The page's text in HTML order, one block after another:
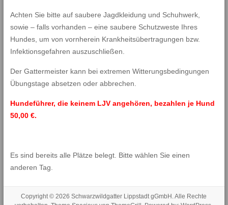
Achten Sie bitte auf saubere Jagdkleidung und Schuhwerk,
sowie – falls vorhanden – eine saubere Schutzweste Ihres
Hundes, um von vornherein Krankheitsübertragungen bzw.
Infektionsgefahren auszuschließen.
Der Gattermeister kann bei extremen Witterungsbedingungen
Übungstage absetzen oder abbrechen.
Hundeführer, die keinem LJV angehören, bezahlen je Hund
50,00 €.
Es sind bereits alle Plätze belegt. Bitte wählen Sie einen
anderen Tag.
Copyright © 2026Schwarzwildgatter Lippstadt gGmbH . Alle Rechte